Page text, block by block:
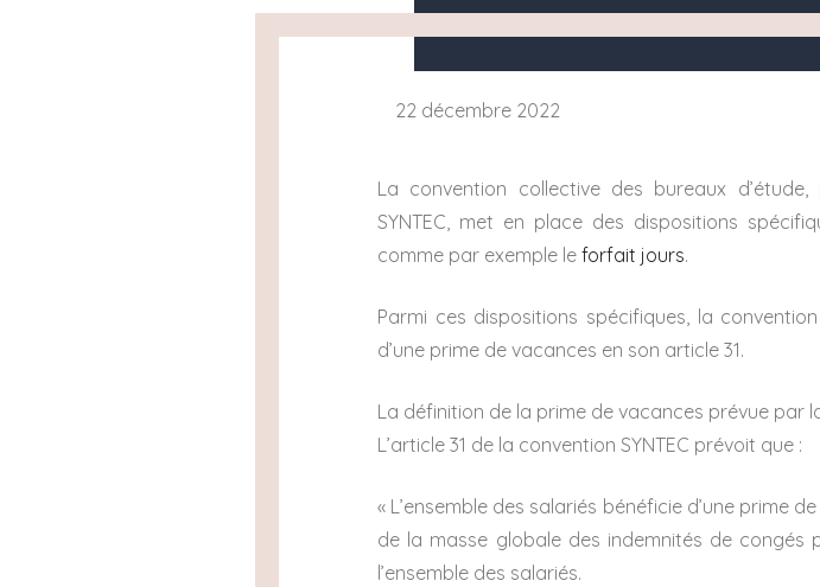
22 décembre 2022
La convention collective des bureaux
SYNTEC, met en place des dispositions
comme par exemple leforfait jours.
Parmi ces dispositions spécifiques, la
d’une prime de vacances en son article 31.
La définition de la prime de vacances prévue par
L’article 31 de la convention SYNTEC prévoit que :
« L’ensemble des salariés bénéficie d’une prime
de la masse globale des indemnités de congés
l’ensemble des salariés.